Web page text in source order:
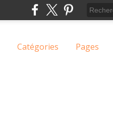
Catégories Pages